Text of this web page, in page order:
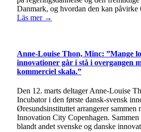
Danmark, og hvordan den kan påvirke
Läs mer →
Anne-Louise Thon, Minc: ”Mange
innovationer går i stå i overgangen
kommerciel skala.”
Den 12. marts deltager Anne-Louise
Incubator i den første dansk-svensk
Øresundsinstituttet arrangerer sammen
Innovation City Copenhagen. Sammen
blandt andet svenske og danske